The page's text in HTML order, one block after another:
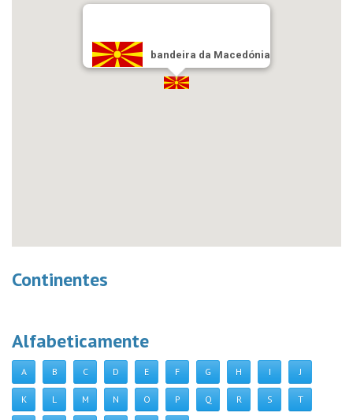
bandeira da Macedónia
Continentes
Alfabeticamente
A B C D E F G H I J
K L M N O P Q R S T